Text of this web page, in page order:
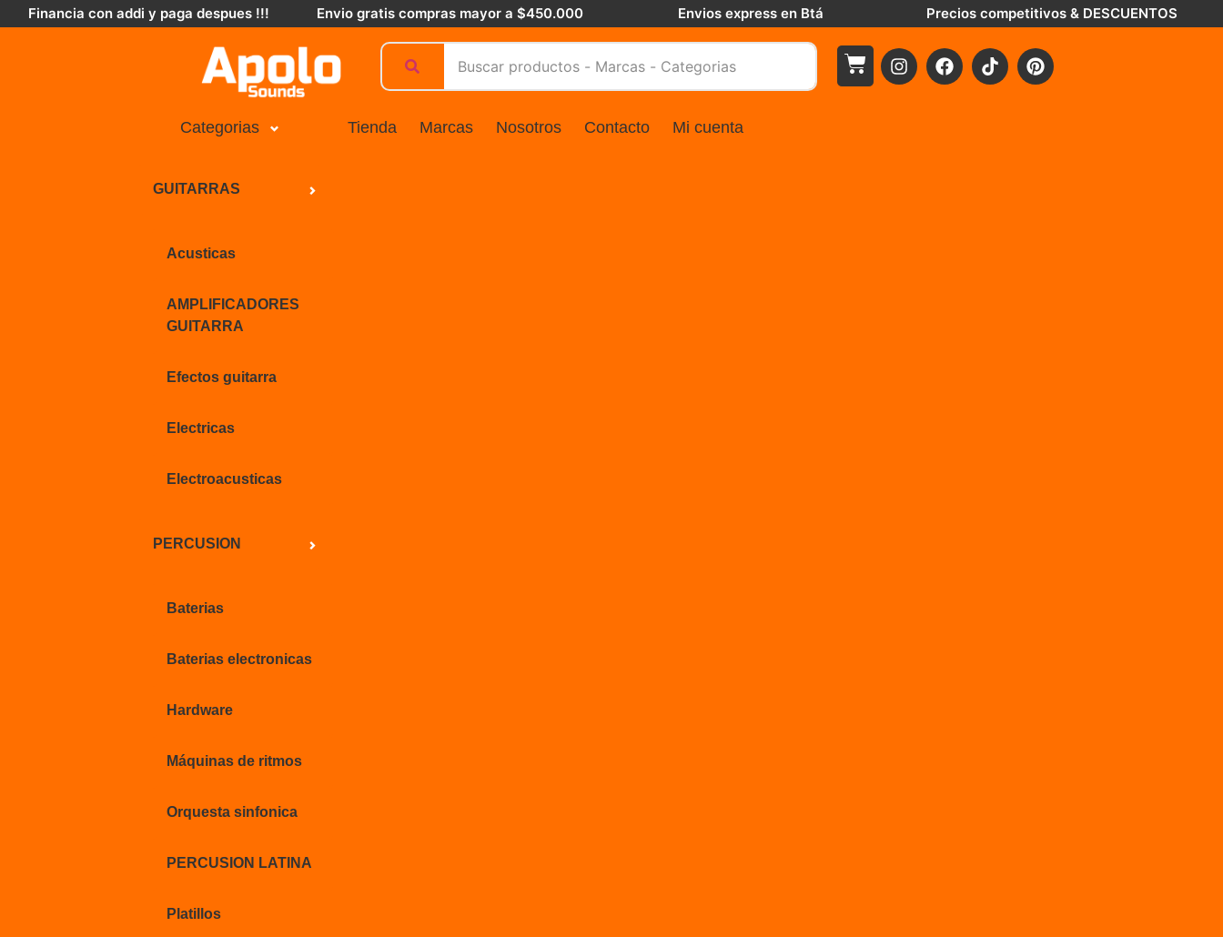
Financia con addi y paga despues !!! Envio gratis compras mayor a $450.000 Envios express en Btá Precios competitivos & DESCUENTOS
Categorias
GUITARRAS
Acusticas
AMPLIFICADORES
GUITARRA
Efectos guitarra
Electricas
Electroacusticas
PERCUSION
Baterias
Baterias electronicas
Hardware
Máquinas de ritmos
Orquesta sinfonica
PERCUSION LATINA
Platillos
Tienda Marcas Nosotros Contacto Mi cuenta